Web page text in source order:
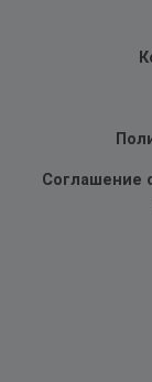
Соглашение